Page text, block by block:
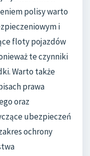
polisy warto
i
floty pojazdów
te czynniki
Warto także
prawa
oraz
ubezpieczeń
ochrony